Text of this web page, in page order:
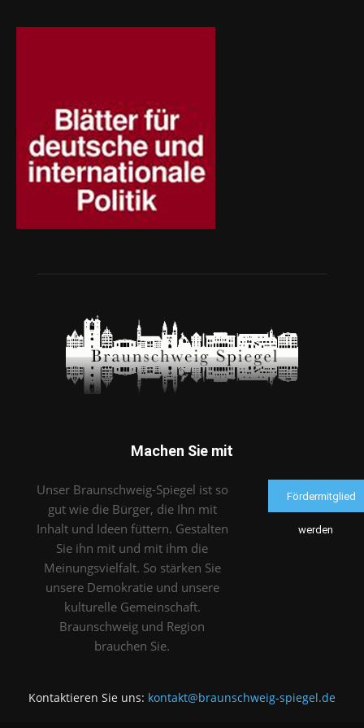
Machen Sie mit
Unser Braunschweig-Spiegel ist so
gut wie die Bürger, die Ihn mit
Inhalt und Ideen füttern. Gestalten
Sie ihn mit und mit ihm die
Meinungsvielfalt. So stärken Sie
unsere Demokratie und unsere
kulturelle Gemeinschaft.
Braunschweig und Region
brauchen Sie.
Fördermitglied
werden
Kontaktieren Sie uns: kontakt@braunschweig-spiegel.de